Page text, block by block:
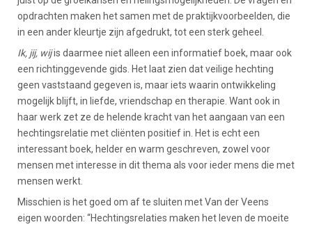
opdrachten maken het samen met de praktijkvoorbeelden, die
in een ander kleurtje zijn afgedrukt, tot een sterk geheel.
Ik, jij, wijis daarmee niet alleen een informatief boek, maar ook
een richtinggevende gids. Het laat zien dat veilige hechting
geen vaststaand gegeven is, maar iets waarin ontwikkeling
mogelijk blijft, in liefde, vriendschap en therapie. Want ook in
haar werk zet ze de helende kracht van het aangaan van een
hechtingsrelatie met cliënten positief in. Het is echt een
interessant boek, helder en warm geschreven, zowel voor
mensen met interesse in dit thema als voor ieder mens die met
mensen werkt.
Misschien is het goed om af te sluiten met Van der Veens
eigen woorden: “Hechtingsrelaties maken het leven de moeite